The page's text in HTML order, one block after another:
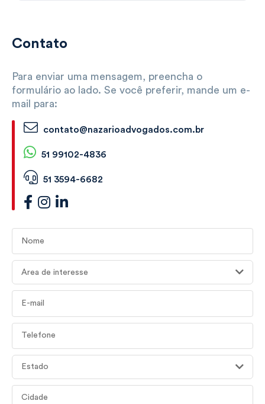
Contato
Para enviar uma mensagem, preencha o
formulário ao lado. Se você preferir, mande um e-
mail para:
contato@nazarioadvogados.com.br
51 99102-4836
51 3594-6682
Área de interesse
Estado